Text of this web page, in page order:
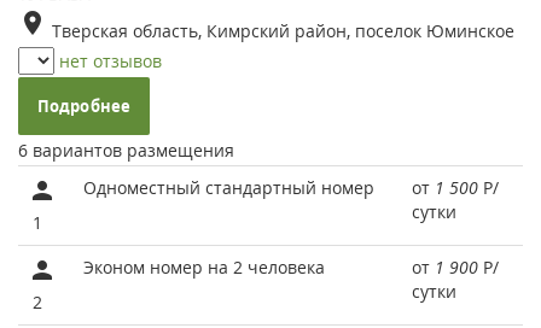
Тверская область, Кимрский район, поселок Юминское
нет отзывов
Подробнее
6 вариантов размещения
1
Одноместный стандартный номер от 1 500 Р/
сутки
2
Эконом номер на 2 человека от 1 900 Р/
сутки